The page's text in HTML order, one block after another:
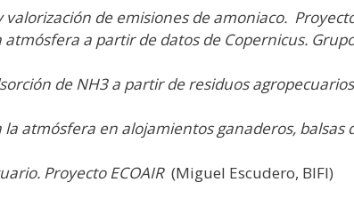
valorización de emisiones de amoniaco.
a partir de datos de Copernicus.
de NH3 a partir de residuos
atmósfera en alojamientos ganaderos, balsas
Proyecto ECOAIR(Miguel Escudero, BIFI)